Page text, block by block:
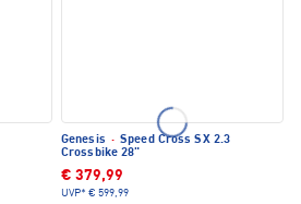
Genesis · Speed Cross SX 2.3
Crossbike 28"
€ 379,99
UVP* € 599,99